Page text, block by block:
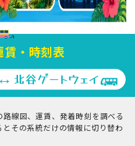
賃・時刻表
線図、運賃、発着時刻を調べる
その系統だけの情報に切り替わ